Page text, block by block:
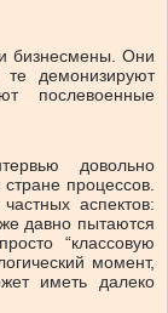
бизнесмены. Они
демонизируют
послевоенные
довольно
процессов.
аспектов:
давно пытаются
“классовую
момент,
иметь далеко